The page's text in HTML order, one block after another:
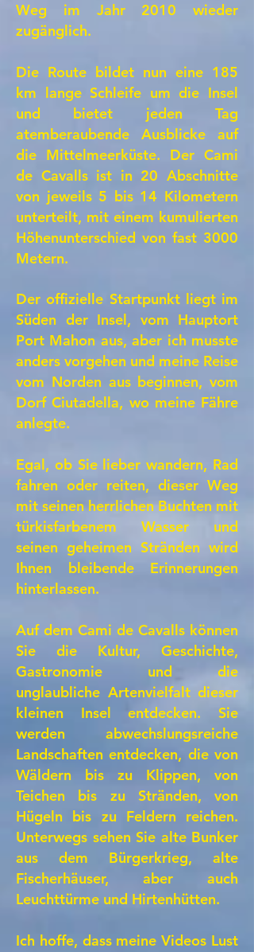
Weg im Jahr 2010 wieder
zugänglich.
Die Route bildet nun eine 185
km lange Schleife um die Insel
und bietet jeden Tag
atemberaubende Ausblicke auf
die Mittelmeerküste. Der Cami
de Cavalls ist in 20 Abschnitte
von jeweils 5 bis 14 Kilometern
unterteilt, mit einem kumulierten
Höhenunterschied von fast 3000
Metern.
Der offizielle Startpunkt liegt im
Süden der Insel, vom Hauptort
Port Mahon aus, aber ich musste
anders vorgehen und meine Reise
vom Norden aus beginnen, vom
Dorf Ciutadella, wo meine Fähre
anlegte.
Egal, ob Sie lieber wandern, Rad
fahren oder reiten, dieser Weg
mit seinen herrlichen Buchten mit
türkisfarbenem Wasser und
seinen geheimen Stränden wird
Ihnen bleibende Erinnerungen
hinterlassen.
Auf dem Cami de Cavalls können
Sie die Kultur, Geschichte,
Gastronomie und die
unglaubliche Artenvielfalt dieser
kleinen Insel entdecken. Sie
werden abwechslungsreiche
Landschaften entdecken, die von
Wäldern bis zu Klippen, von
Teichen bis zu Stränden, von
Hügeln bis zu Feldern reichen.
Unterwegs sehen Sie alte Bunker
aus dem Bürgerkrieg, alte
Fischerhäuser, aber auch
Leuchttürme und Hirtenhütten.
Ich hoffe, dass meine Videos Lust